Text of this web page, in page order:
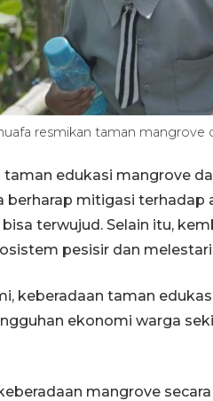
resmikan taman mangrove
taman edukasi mangrove
berharap mitigasi terhadap
terwujud. Selain itu,
pesisir dan
keberadaan taman
ekonomi warga
mangrove